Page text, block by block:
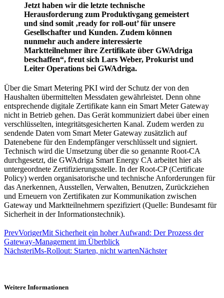
Jetzt haben wir die letzte technische
Herausforderung zum Produktivgang gemeistert
und sind somit ‚ready for roll-out’ für unsere
Gesellschafter und Kunden. Zudem können
nunmehr auch andere interessierte
Marktteilnehmer ihre Zertifikate über GWAdriga
beschaffen“, freut sich Lars Weber, Prokurist und
Leiter Operations bei GWAdriga.
Über die Smart Metering PKI wird der Schutz der von den
Haushalten übermittelten Messdaten gewährleistet. Denn ohne
entsprechende digitale Zertifikate kann ein Smart Meter Gateway
nicht in Betrieb gehen. Das Gerät kommuniziert dabei über einen
verschlüsselten, integritätsgesicherten Kanal. Zudem werden zu
sendende Daten vom Smart Meter Gateway zusätzlich auf
Datenebene für den Endempfänger verschlüsselt und signiert.
Technisch wird die Umsetzung über die so genannte Root-CA
durchgesetzt, die GWAdriga Smart Energy CA arbeitet hier als
untergeordnete Zertifizierungsstelle. In der Root-CP (Certificate
Policy) werden organisatorische und technische Anforderungen für
das Anerkennen, Ausstellen, Verwalten, Benutzen, Zurückziehen
und Erneuern von Zertifikaten zur Kommunikation zwischen
Gateway und Marktteilnehmern spezifiziert (Quelle: Bundesamt für
Sicherheit in der Informationstechnik).
PrevVorigerMit Sicherheit ein hoher Aufwand: Der Prozess der
Gateway-Management im Überblick
NächsteriMs-Rollout: Starten, nicht wartenNächster
Weitere Informationen